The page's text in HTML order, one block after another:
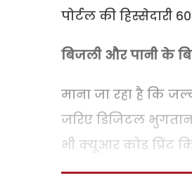
पोर्टल की हिस्सेदारी
बिजली और पानी के
माना जा रहा है कि
जरिए डिजिटल
भी क्यूआर कोड प्रिंट